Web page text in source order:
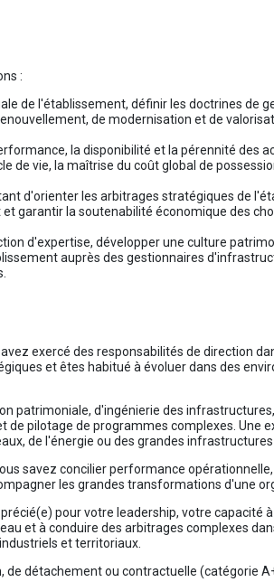
:
de l'établissement, définir les doctrines de
de modernisation et de
la disponibilité et la pérennité des
de vie, la maîtrise du coût global de
d'orienter les arbitrages stratégiques de
garantir la soutenabilité économique des
d'expertise, développer une culture
auprès des gestionnaires
exercé des responsabilités de direction
et êtes habitué à évoluer dans des
patrimoniale, d'ingénierie des
de pilotage de programmes complexes. Une
de l'énergie ou des grandes
savez concilier performance
les grandes transformations d'une
pour votre leadership, votre capacité
et à conduire des arbitrages complexes
et territoriaux.
de détachement ou contractuelle (catégorie